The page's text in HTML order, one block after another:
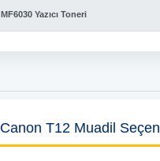
MF6030 Yazıcı Toneri
Canon T12 Muadil